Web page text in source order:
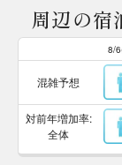
周辺の宿
8/
混雑予想
対前年増加率:
全体